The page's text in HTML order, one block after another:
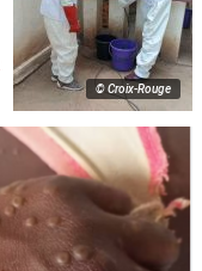
© Croix-Rouge